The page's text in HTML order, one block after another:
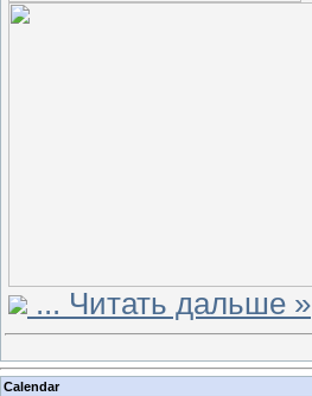
... Читать дальше »
Calendar